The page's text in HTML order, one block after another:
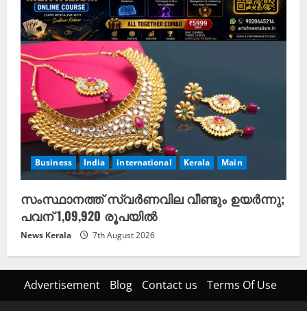
Business India international Kerala Main
സംസ്ഥാനത്ത് സ്വർണവില വീണ്ടും ഉയർന്നു;
പവന് 1,09,920 രൂപയിൽ
News Kerala 7th August 2026
Advertisement Blog Contact us Terms Of Use